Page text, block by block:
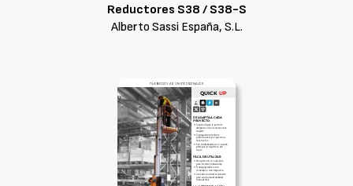
Reductores S38 / S38-S
Alberto Sassi España, S.L.